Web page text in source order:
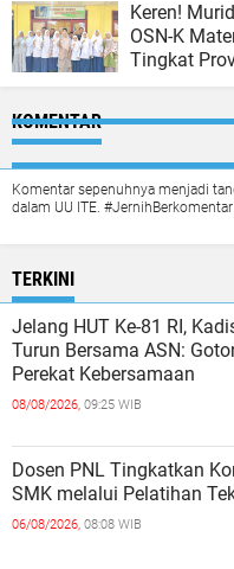
Keren!
OSN-K
Tingkat
KOMENTAR
Komentar sepenuhnya menjadi
dalam UU ITE. #JernihBerkomentar
TERKINI
Jelang HUT Ke-81 RI,
Turun Bersama ASN:
Perekat Kebersamaan
08/08/2026, 09:25 WIB
Dosen PNL Tingkatkan
SMK melalui Pelatihan
06/08/2026, 08:08 WIB